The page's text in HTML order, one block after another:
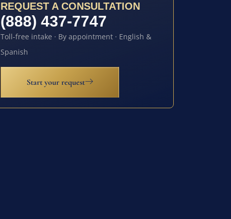
REQUEST A CONSULTATION
(888) 437-7747
Toll-free intake · By appointment · English &
Spanish
Start your request